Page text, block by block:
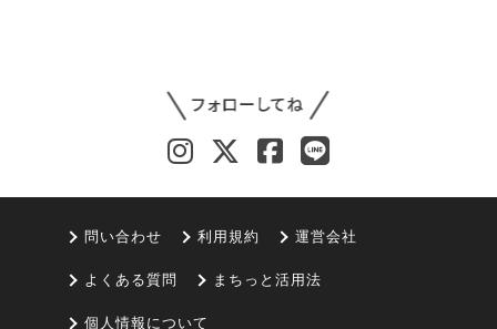
問い合わせ 利用規約 運営会社
よくある質問 まちっと活用法
個人情報について